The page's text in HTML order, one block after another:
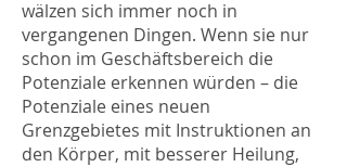
wälzen sich immer noch in
vergangenen Dingen. Wenn sie nur
schon im Geschäftsbereich die
Potenziale erkennen würden – die
Potenziale eines neuen
Grenzgebietes mit Instruktionen an
den Körper, mit besserer Heilung,